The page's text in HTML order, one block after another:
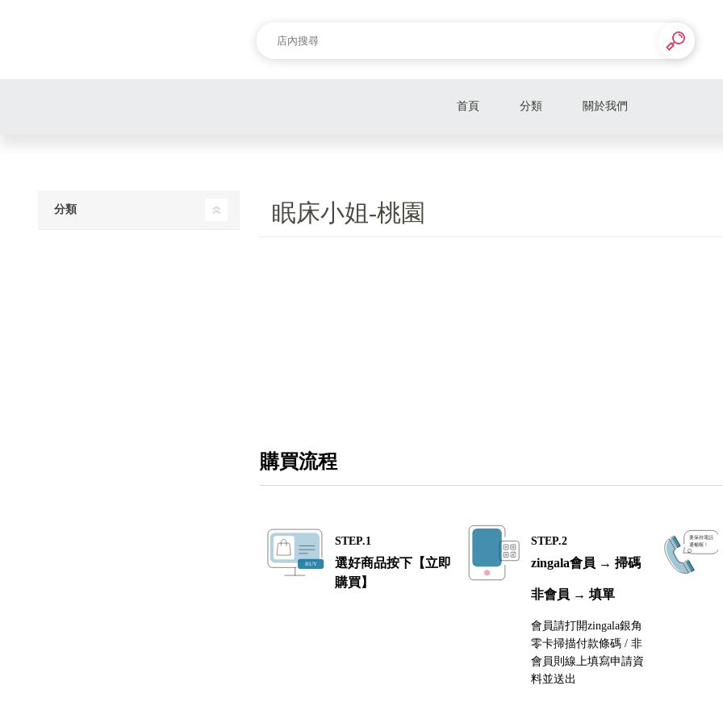
首頁 分類 關於我們
眠床小姐-桃園
購買流程
STEP.1
選好商品按下【立即
購買】
STEP.2
zingala會員 → 掃碼
非會員 → 填單
會員請打開zingala銀角
零卡掃描付款條碼 / 非
會員則線上填寫申請資
料並送出
分類